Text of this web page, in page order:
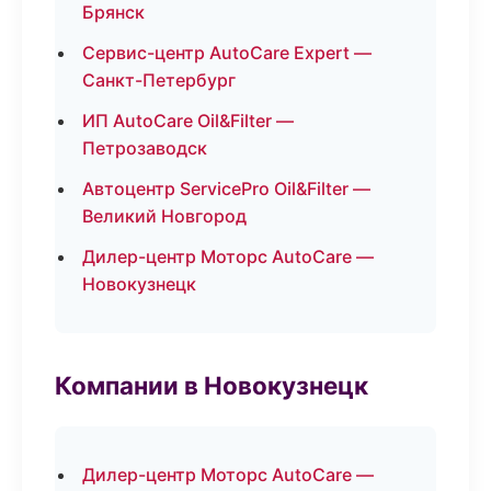
Брянск
Сервис-центр AutoCare Expert —
Санкт-Петербург
ИП AutoCare Oil&Filter —
Петрозаводск
Автоцентр ServicePro Oil&Filter —
Великий Новгород
Дилер-центр Моторс AutoCare —
Новокузнецк
Компании в Новокузнецк
Дилер-центр Моторс AutoCare —